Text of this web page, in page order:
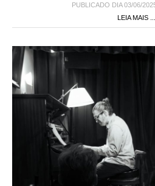
PUBLICADO DIA 03/06/
LEIA MAIS ...